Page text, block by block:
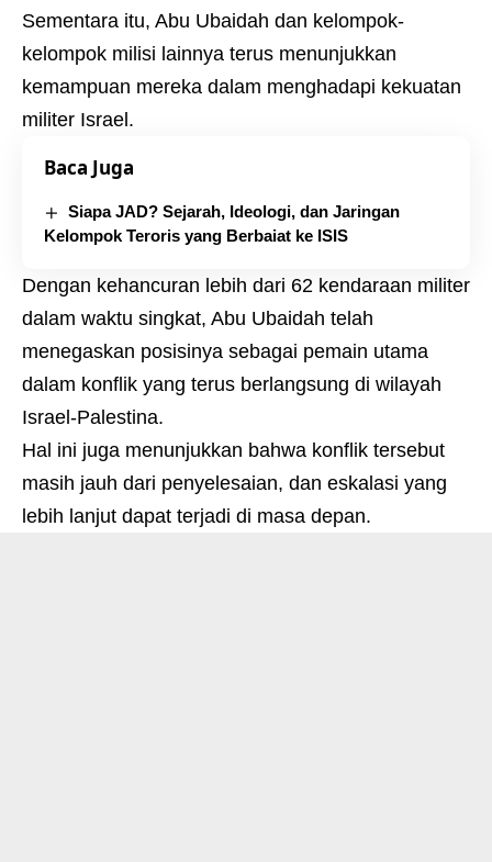
Sementara itu, Abu Ubaidah dan kelompok-
kelompok milisi lainnya terus menunjukkan
kemampuan mereka dalam menghadapi kekuatan
militer Israel.
Baca Juga
Siapa JAD? Sejarah, Ideologi, dan Jaringan
Kelompok Teroris yang Berbaiat ke ISIS
Dengan kehancuran lebih dari 62 kendaraan militer
dalam waktu singkat, Abu Ubaidah telah
menegaskan posisinya sebagai pemain utama
dalam konflik yang terus berlangsung di wilayah
Israel-Palestina.
Hal ini juga menunjukkan bahwa konflik tersebut
masih jauh dari penyelesaian, dan eskalasi yang
lebih lanjut dapat terjadi di masa depan.